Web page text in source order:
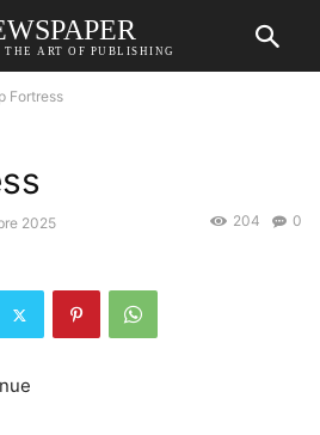
THE ART OF PUBLISHING
Fortress
2025 0
204